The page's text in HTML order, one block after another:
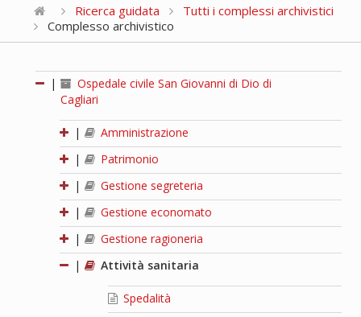
Ricerca guidata
Tutti i complessi archivistici
Complesso archivistico
|
Ospedale civile San Giovanni di Dio di
Cagliari
|
Amministrazione
|
Patrimonio
|
Gestione segreteria
|
Gestione economato
|
Gestione ragioneria
|
Attività sanitaria
Spedalità